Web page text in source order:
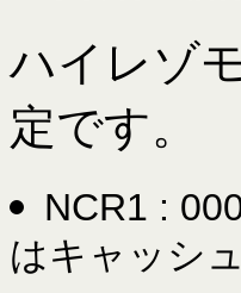
ハイレゾ
定です。
NCR1 :
はキャッシ